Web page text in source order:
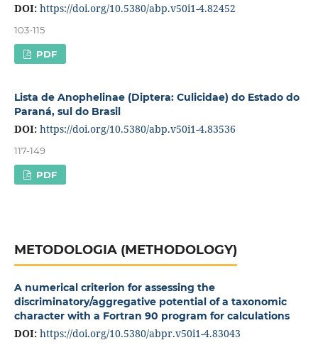
DOI: https://doi.org/10.5380/abp.v50i1-4.82452
103-115
PDF
Lista de Anophelinae (Diptera: Culicidae) do Estado do
Paraná, sul do Brasil
DOI: https://doi.org/10.5380/abp.v50i1-4.83536
117-149
PDF
METODOLOGIA (METHODOLOGY)
A numerical criterion for assessing the
discriminatory/aggregative potential of a taxonomic
character with a Fortran 90 program for calculations
DOI: https://doi.org/10.5380/abpr.v50i1-4.83043